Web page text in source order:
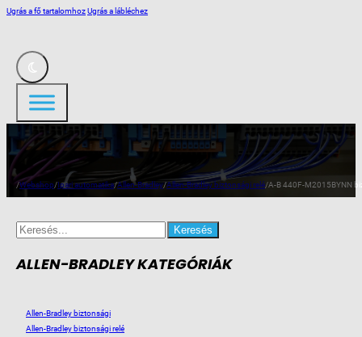
Ugrás a fő tartalomhozUgrás a lábléchez
/Webshop/Ipari automatika/Allen-Bradley/Allen-Bradley biztonsági relé/A-B 440F-M2015BYNN
Search
for:
ALLEN-BRADLEY KATEGÓRIÁK
Allen-Bradley biztonsági
Allen-Bradley biztonsági relé